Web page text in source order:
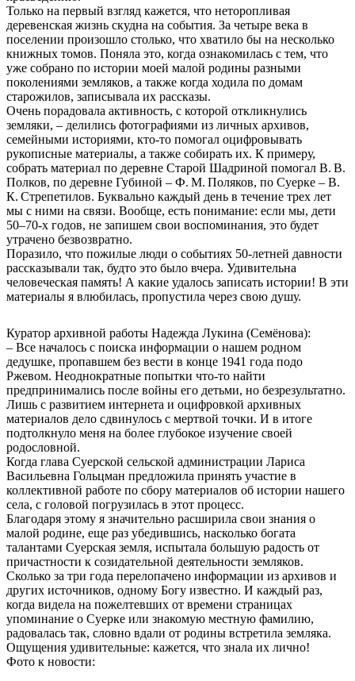
Только на первый взгляд кажется, что неторопливая
деревенская жизнь скудна на события. За четыре века в
поселении произошло столько, что хватило бы на несколько
книжных томов. Поняла это, когда ознакомилась с тем, что
уже собрано по истории моей малой родины разными
поколениями земляков, а также когда ходила по домам
старожилов, записывала их рассказы.
Очень порадовала активность, с которой откликнулись
земляки, – делились фотографиями из личных архивов,
семейными историями, кто‑то помогал оцифровывать
рукописные материалы, а также собирать их. К примеру,
собрать материал по деревне Старой Шадриной помогал В. В.
Полков, по деревне Губиной – Ф. М. Поляков, по Суерке – В.
К. Стрепетилов. Буквально каждый день в течение трех лет
мы с ними на связи. Вообще, есть понимание: если мы, дети
50–70‑х годов, не запишем свои воспоминания, это будет
утрачено безвозвратно.
Поразило, что пожилые люди о событиях 50‑летней давности
рассказывали так, будто это было вчера. Удивительна
человеческая память! А какие удалось записать истории! В эти
материалы я влюбилась, пропустила через свою душу.
Куратор архивной работы Надежда Лукина (Семёнова):
– Все началось с поиска информации о нашем родном
дедушке, пропавшем без вести в конце 1941 года подо
Ржевом. Неоднократные попытки что‑то найти
предпринимались после войны его детьми, но безрезультатно.
Лишь с развитием интернета и оцифровкой архивных
материалов дело сдвинулось с мертвой точки. И в итоге
подтолкнуло меня на более глубокое изучение своей
родословной.
Когда глава Суерской сельской администрации Лариса
Васильевна Гольцман предложила принять участие в
коллективной работе по сбору материалов об истории нашего
села, с головой погрузилась в этот процесс.
Благодаря этому я значительно расширила свои знания о
малой родине, еще раз убедившись, насколько богата
талантами Суерская земля, испытала большую радость от
причастности к созидательной деятельности земляков.
Сколько за три года перелопачено информации из архивов и
других источников, одному Богу известно. И каждый раз,
когда видела на пожелтевших от времени страницах
упоминание о Суерке или знакомую местную фамилию,
радовалась так, словно вдали от родины встретила земляка.
Ощущения удивительные: кажется, что знала их лично!
Фото к новости: